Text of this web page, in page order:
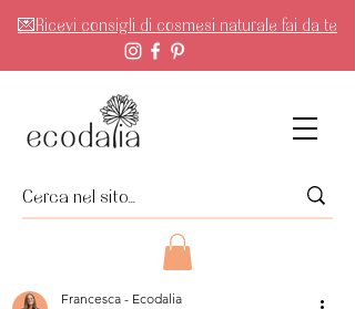
💌Ricevi consigli di cosmesi naturale fai da te
Francesca - Ecodalia